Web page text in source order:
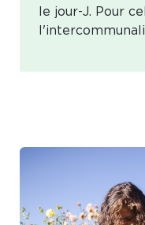
le jour-J. Pour